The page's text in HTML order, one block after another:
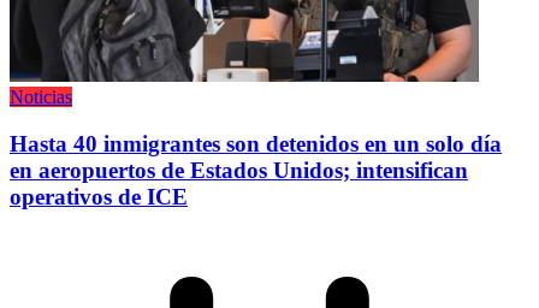
Noticias
Hasta 40 inmigrantes son detenidos en un solo día
en aeropuertos de Estados Unidos; intensifican
operativos de ICE